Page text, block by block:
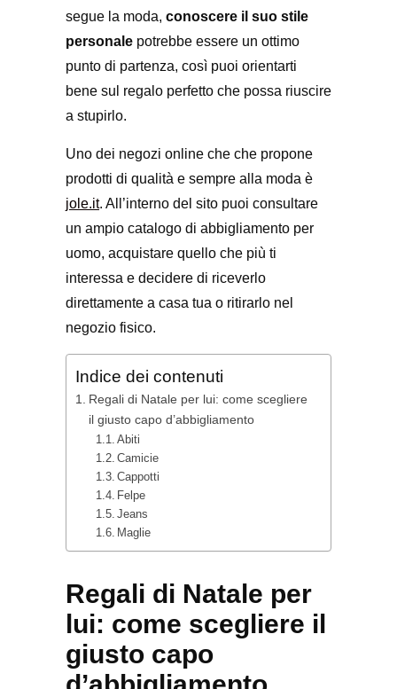
segue la moda, conoscere il suo stile
personale potrebbe essere un ottimo
punto di partenza, così puoi orientarti
bene sul regalo perfetto che possa riuscire
a stupirlo.
Uno dei negozi online che che propone
prodotti di qualità e sempre alla moda è
jole.it. All’interno del sito puoi consultare
un ampio catalogo di abbigliamento per
uomo, acquistare quello che più ti
interessa e decidere di riceverlo
direttamente a casa tua o ritirarlo nel
negozio fisico.
Indice dei contenuti
Regali di Natale per lui: come scegliere
il giusto capo d’abbigliamento
Abiti
Camicie
Cappotti
Felpe
Jeans
Maglie
Regali di Natale per
lui: come scegliere il
giusto capo